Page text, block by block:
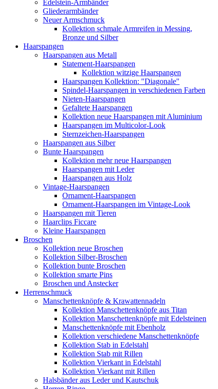
Edelstein-Armbänder
Gliederarmbänder
Neuer Armschmuck
Kollektion schmale Armreifen in Messing,
Bronze und Silber
Haarspangen
Haarspangen aus Metall
Statement-Haarspangen
Kollektion witzige Haarspangen
Haarspangen Kollektion: "Diagonale"
Spindel-Haarspangen in verschiedenen Farben
Nieten-Haarspangen
Gefaltete Haarspangen
Kollektion neue Haarspangen mit Aluminium
Haarspangen im Multicolor-Look
Sternzeichen-Haarspangen
Haarspangen aus Silber
Bunte Haarspangen
Kollektion mehr neue Haarspangen
Haarspangen mit Leder
Haarspangen aus Holz
Vintage-Haarspangen
Ornament-Haarspangen
Ornament-Haarspangen im Vintage-Look
Haarspangen mit Tieren
Haarclips Ficcare
Kleine Haarspangen
Broschen
Kollektion neue Broschen
Kollektion Silber-Broschen
Kollektion bunte Broschen
Kollektion smarte Pins
Broschen und Anstecker
Herrenschmuck
Manschettenknöpfe & Krawattennadeln
Kollektion Manschettenknöpfe aus Titan
Kollektion Manschettenknöpfe mit Edelsteinen
Manschettenknöpfe mit Ebenholz
Kollektion verschiedene Manschettenknöpfe
Kollektion Stab in Edelstahl
Kollektion Stab mit Rillen
Kollektion Vierkant in Edelstahl
Kollektion Vierkant mit Rillen
Halsbänder aus Leder und Kautschuk